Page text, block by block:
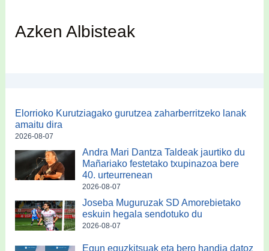
Azken Albisteak
Elorrioko Kurutziagako gurutzea zaharberritzeko lanak
amaitu dira
2026-08-07
Andra Mari Dantza Taldeak jaurtiko du
Mañariako festetako txupinazoa bere
40. urteurrenean
2026-08-07
Joseba Muguruzak SD Amorebietako
eskuin hegala sendotuko du
2026-08-07
Egun eguzkitsuak eta bero handia datoz